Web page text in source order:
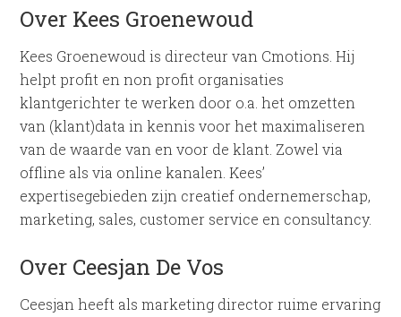
Over Kees Groenewoud
Kees Groenewoud is directeur van Cmotions. Hij
helpt profit en non profit organisaties
klantgerichter te werken door o.a. het omzetten
van (klant)data in kennis voor het maximaliseren
van de waarde van en voor de klant. Zowel via
offline als via online kanalen. Kees’
expertisegebieden zijn creatief ondernemerschap,
marketing, sales, customer service en consultancy.
Over Ceesjan De Vos
Ceesjan heeft als marketing director ruime ervaring